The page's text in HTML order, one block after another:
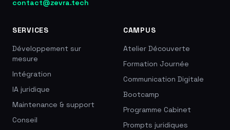
contact@zevra.tech
SERVICES
Développement sur
mesure
Intégration
IA juridique
Maintenance & support
Conseil
CAMPUS
Atelier Découverte
Formation Journée
Communication Digitale
Bootcamp
Programme Cabinet
Prompts juridiques